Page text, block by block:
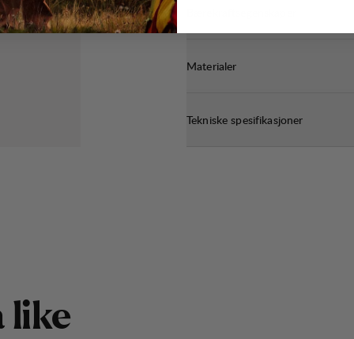
Materialer
Tekniske spesifikasjoner
like